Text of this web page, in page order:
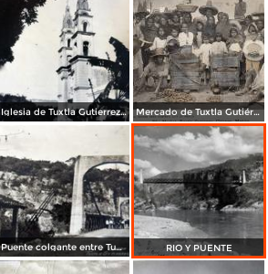
Iglesia de Tuxtla Gutierrez Chiapas Mercado de Tuxtla Gutiérrez
Puente colgante entre Tuxtla Gutierrez y Chiapa de Corzo RIO Y PUENTE